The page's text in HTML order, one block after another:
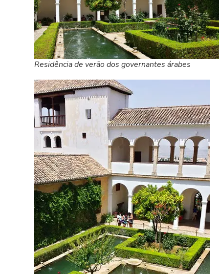
Residência de verão dos governantes árabes